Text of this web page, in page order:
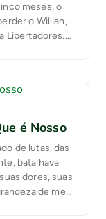
meses, o
o Willian,
Libertadores.
é Nosso
de lutas, das
batalhava
dores, suas
de meu